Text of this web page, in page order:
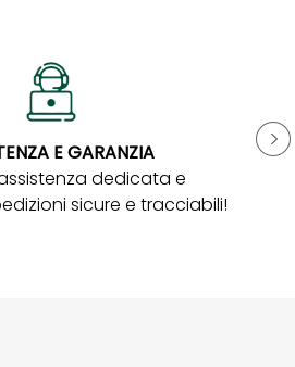
E GARANZIA
dedicata e
sicure e tracciabili!